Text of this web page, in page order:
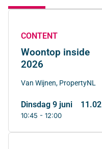
CONTENT
Woontop inside
2026
Van Wijnen, PropertyNL
dinsdag 9 juni
10:45 - 12:00
11.02